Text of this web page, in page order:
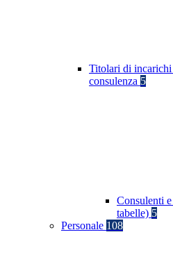
Titolari di
consulenza 5
Consulenti
tabelle) 5
Personale 108